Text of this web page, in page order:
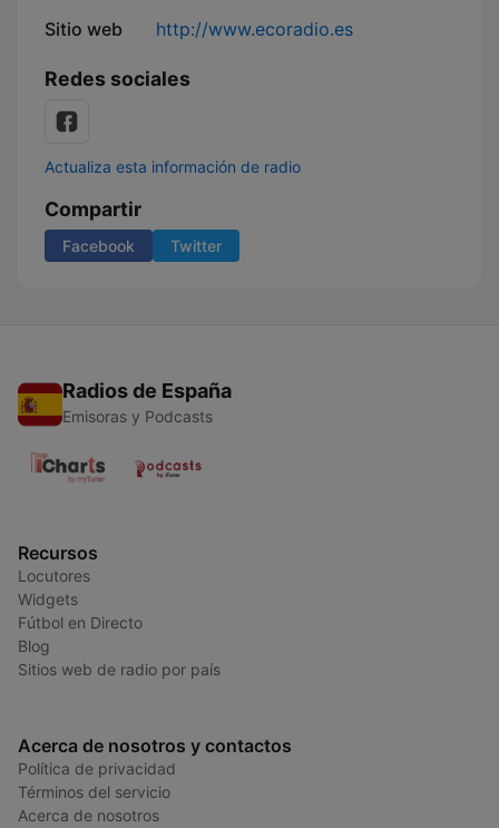
Sitio web http://www.ecoradio.es
Redes sociales
Actualiza esta información de radio
Compartir
Facebook Twitter
Radios de España
Emisoras y Podcasts
Recursos
Locutores
Widgets
Fútbol en Directo
Blog
Sitios web de radio por país
Acerca de nosotros y contactos
Política de privacidad
Términos del servicio
Acerca de nosotros